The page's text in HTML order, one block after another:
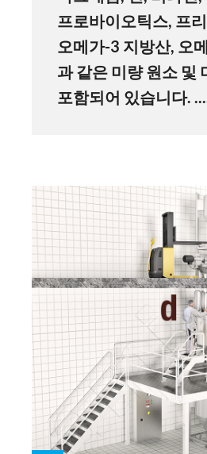
프로바이오틱스, 프
오메가-3 지방산, 오
과 같은 미량 원소 및
포함되어 있습니다.